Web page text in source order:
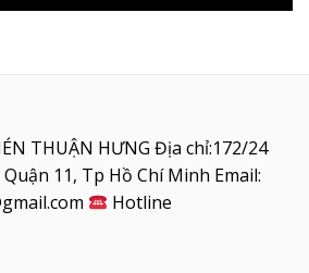
THUẬN HƯNG Địa chỉ:172/24
11, Tp Hồ Chí Minh Email:
Hotline